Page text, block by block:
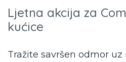
Ljetna akcija za
kućice
Tražite savršen odmor uz